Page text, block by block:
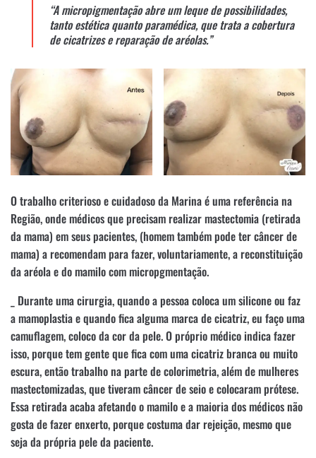
“A micropigmentação abre um leque de possibilidades,
tanto estética quanto paramédica, que trata a cobertura
de cicatrizes e reparação de aréolas.”
O trabalho criterioso e cuidadoso da Marina é uma referência na
Região, onde médicos que precisam realizar mastectomia (retirada
da mama) em seus pacientes, (homem também pode ter câncer de
mama) a recomendam para fazer, voluntariamente, a reconstituição
da aréola e do mamilo com micropgmentação.
_ Durante uma cirurgia, quando a pessoa coloca um silicone ou faz
a mamoplastia e quando fica alguma marca de cicatriz, eu faço uma
camuflagem, coloco da cor da pele. O próprio médico indica fazer
isso, porque tem gente que fica com uma cicatriz branca ou muito
escura, então trabalho na parte de colorimetria, além de mulheres
mastectomizadas, que tiveram câncer de seio e colocaram prótese.
Essa retirada acaba afetando o mamilo e a maioria dos médicos não
gosta de fazer enxerto, porque costuma dar rejeição, mesmo que
seja da própria pele da paciente.